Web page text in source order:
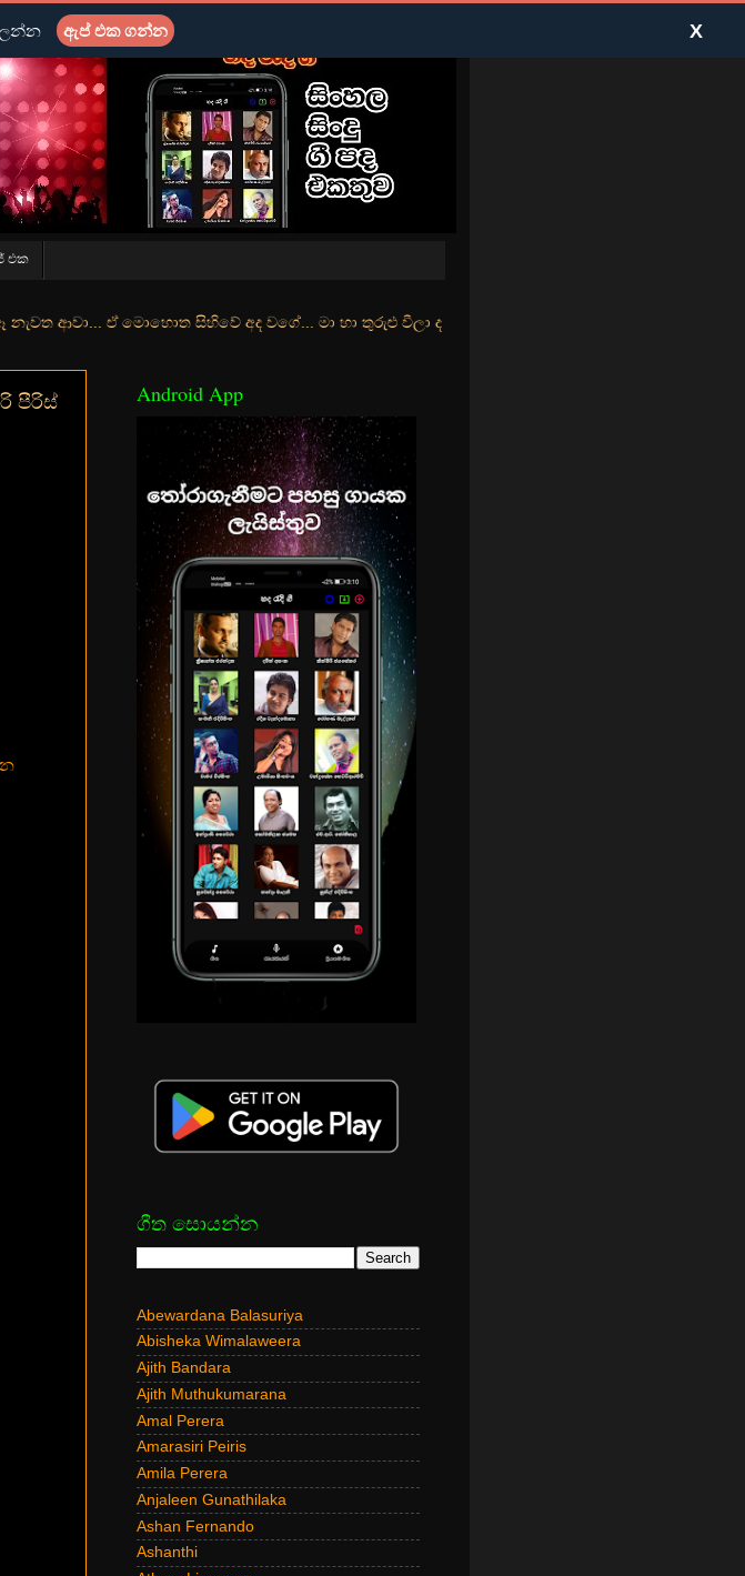
එක
මොහොත සිහිවේ අද වගේ... මා හා තුරුළු වීලා දෑසේ කදුළු බීලා රහසේ සුසුම් ලෑ හඩ ඇසේ... නිල්වන්
පීරිස්
Android App
ගීත සොයන්න
Abewardana Balasuriya
Abisheka Wimalaweera
Ajith Bandara
Ajith Muthukumarana
Amal Perera
Amarasiri Peiris
Amila Perera
Anjaleen Gunathilaka
Ashan Fernando
Ashanthi
ඇප් එක ගන්න X